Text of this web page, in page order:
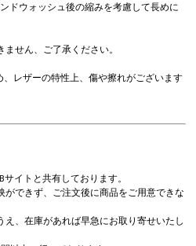
ドウォッシュ後の縮みを考慮して長めに
せん、ご了承ください。
、レザーの特性上、傷や擦れがございます
イトと共有しております。
ができず、ご注文後に商品をご用意できな
、在庫があれば早急にお取り寄せいたし